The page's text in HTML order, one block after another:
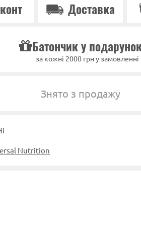
Доставка
Батончик у
за кожні 2000 грн у замовленні
Знято з продажу
Nutrition